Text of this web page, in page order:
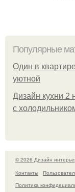
Популярные
Один в
уютной
Дизайн кухни 2
с
© 2026 Дизайн
Контакты
Политика